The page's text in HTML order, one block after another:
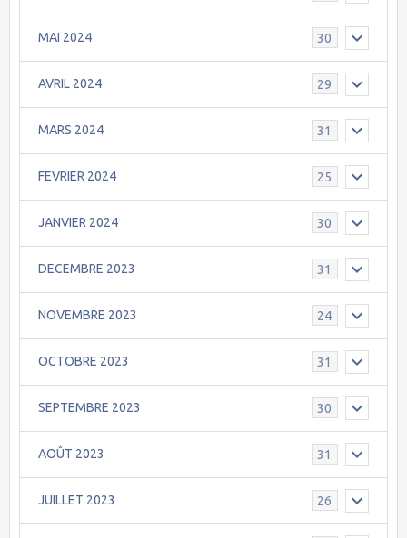
MAI 2024 30
AVRIL 2024 29
MARS 2024 31
FEVRIER 2024 25
JANVIER 2024 30
DECEMBRE 2023 31
NOVEMBRE 2023 24
OCTOBRE 2023 31
SEPTEMBRE 2023 30
AOÛT 2023 31
JUILLET 2023 26